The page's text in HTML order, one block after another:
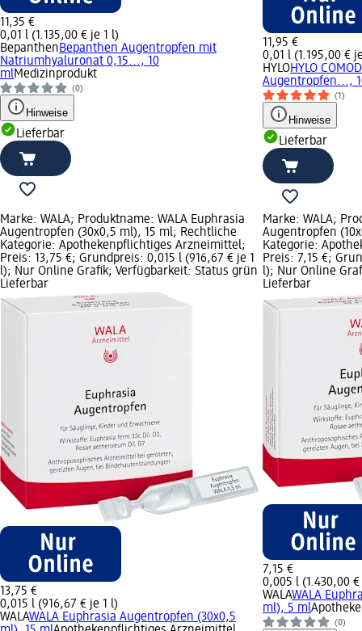
11,35 €
0,01 l (1.135,00 € je 1 l)
BepanthenBepanthen Augentropfen mit
Natriumhyaluronat 0,15..., 10
mlMedizinprodukt
(0)
Hinweise
Lieferbar
11,95 €
0,01 l (1.195,00 €
HYLOHYLO
Augentropfen...,
(1)
Hinweise
Lieferbar
Marke: WALA; Produktname: WALA Euphrasia
Augentropfen (30x0,5 ml), 15 ml; Rechtliche
Kategorie: Apothekenpflichtiges Arzneimittel;
Preis: 13,75 €; Grundpreis: 0,015 l (916,67 € je 1
l); Nur Online Grafik; Verfügbarkeit: Status grün
Lieferbar
13,75 €
0,015 l (916,67 € je 1 l)
WALAWALA Euphrasia Augentropfen (30x0,5
Marke: WALA;
Augentropfen
Kategorie:
Preis: 7,15 €;
l); Nur Online
Lieferbar
7,15 €
0,005 l (1.430,00
WALAWALA
ml), 5 ml
(0)